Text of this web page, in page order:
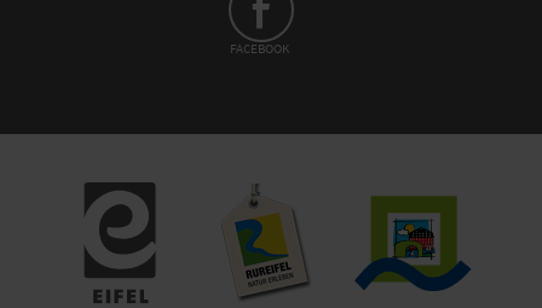
FACEBOOK